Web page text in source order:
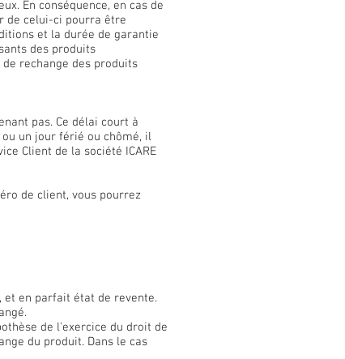
En conséquence, en cas de
de celui-ci pourra être
et la durée de garantie
des produits
rechange des produits
pas. Ce délai court à
un jour férié ou chômé, il
Client de la société ICARE
de client, vous pourrez
et en parfait état de revente.
de l'exercice du droit de
du produit. Dans le cas